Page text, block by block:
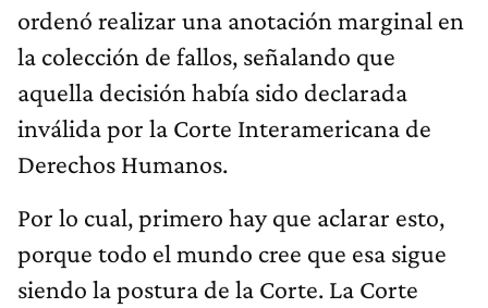
ordenó realizar una anotación marginal en
la colección de fallos, señalando que
aquella decisión había sido declarada
inválida por la Corte Interamericana de
Derechos Humanos.
Por lo cual, primero hay que aclarar esto,
porque todo el mundo cree que esa sigue
siendo la postura de la Corte. La Corte